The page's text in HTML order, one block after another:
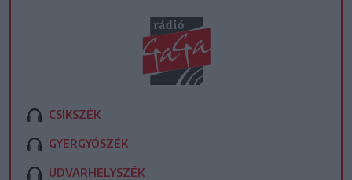
CSÍKSZÉK
GYERGYÓSZÉK
UDVARHELYSZÉK